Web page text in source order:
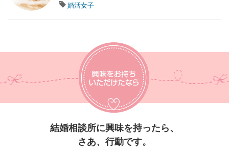
婚活女子
結婚相談所に興味を持ったら、
さあ、行動です。